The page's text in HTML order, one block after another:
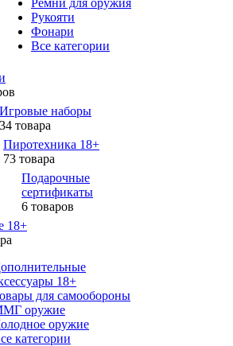
Ремни для оружия
Рукояти
Фонари
Все категории
Игровые наборы
34 товара
Пиротехника 18+
73 товара
Подарочные
сертификаты
6 товаров
18+
18+
для самообороны
оружие
оружие
категории